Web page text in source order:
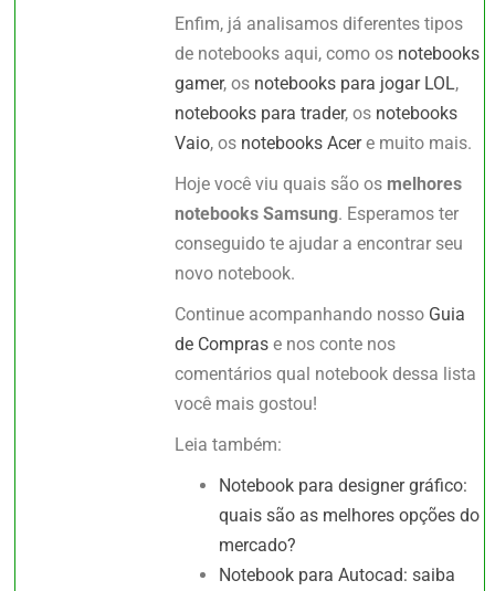
Enfim, já analisamos diferentes tipos
de notebooks aqui, como os notebooks
gamer, os notebooks para jogar LOL,
notebooks para trader, os notebooks
Vaio, os notebooks Acere muito mais.
Hoje você viu quais são os melhores
notebooks Samsung. Esperamos ter
conseguido te ajudar a encontrar seu
novo notebook.
Continue acompanhando nosso Guia
de Compras e nos conte nos
comentários qual notebook dessa lista
você mais gostou!
Leia também:
Notebook para designer gráfico:
quais são as melhores opções do
mercado?
Notebook para Autocad: saiba